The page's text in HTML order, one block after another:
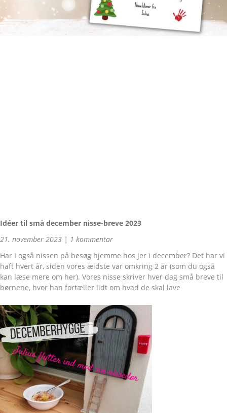
Idéer til små december nisse-breve 2023
21. november 2023
1 kommentar
Har I også nissen på besøg hjemme hos jer i december? Det har vi
haft hvert år, siden vores ældste var omkring 2 år (som du også
kan læse mere om her). Vores nisse skriver hver dag små breve til
børnene, hvor han fortæller lidt om hvad de skal lave